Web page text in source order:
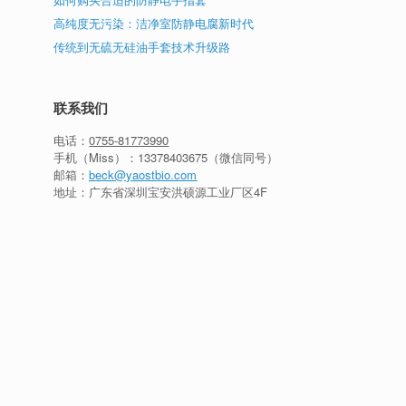
高纯度无污染：洁净室防静电腐新时代
传统到无硫无硅油手套技术升级路
联系我们
电话：0755-81773990
手机（Miss）： 13378403675 （微信同号）
邮箱：beck@yaostbio.com
地址：广东省深圳宝安洪硕源工业厂区4F